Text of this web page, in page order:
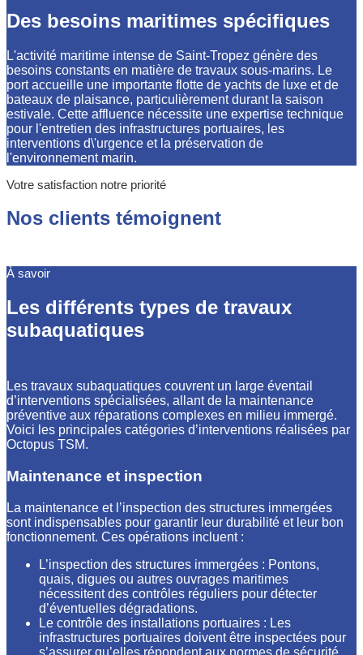
Des besoins maritimes spécifiques
L'activité maritime intense de Saint-Tropez génère des
besoins constants en matière de travaux sous-marins. Le
port accueille une importante flotte de yachts de luxe et de
bateaux de plaisance, particulièrement durant la saison
estivale. Cette affluence nécessite une expertise technique
pour l'entretien des infrastructures portuaires, les
interventions d\'urgence et la préservation de
l'environnement marin.
Votre satisfaction notre priorité
Nos clients témoignent
À savoir
Les différents types de travaux
subaquatiques
Les travaux subaquatiques couvrent un large éventail
d’interventions spécialisées, allant de la maintenance
préventive aux réparations complexes en milieu immergé.
Voici les principales catégories d’interventions réalisées par
Octopus TSM.
Maintenance et inspection
La maintenance et l’inspection des structures immergées
sont indispensables pour garantir leur durabilité et leur bon
fonctionnement. Ces opérations incluent :
L’inspection des structures immergées : Pontons,
quais, digues ou autres ouvrages maritimes
nécessitent des contrôles réguliers pour détecter
d’éventuelles dégradations.
Le contrôle des installations portuaires : Les
infrastructures portuaires doivent être inspectées pour
s’assurer qu’elles répondent aux normes de sécurité.